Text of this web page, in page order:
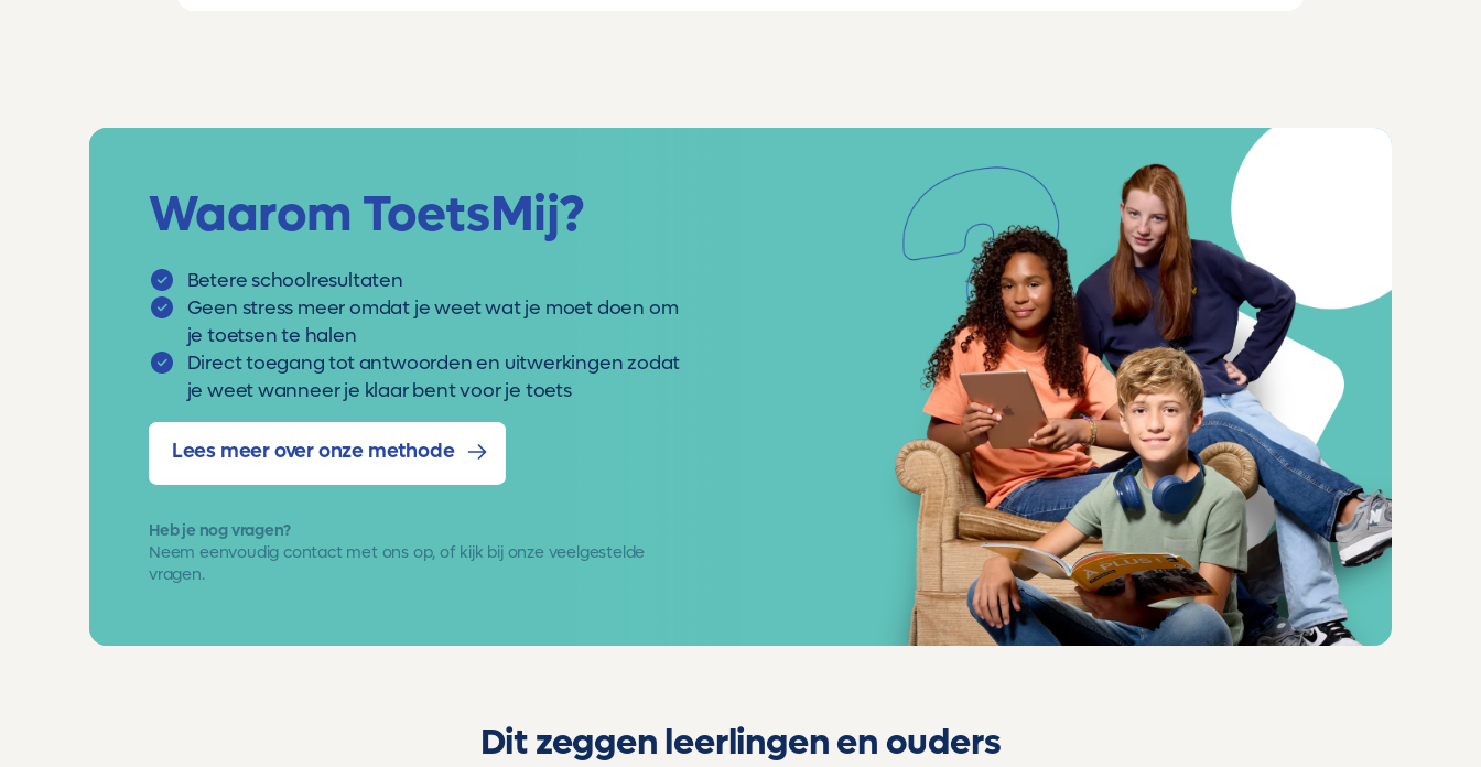
Waarom ToetsMij?
Betere schoolresultaten
Geen stress meer omdat je weet wat je moet doen om
je toetsen te halen
Direct toegang tot antwoorden en uitwerkingen zodat
je weet wanneer je klaar bent voor je toets
Lees meer over onze methode
Heb je nog vragen?
Neem eenvoudigcontact met ons op, of kijk bij onze veelgestelde
vragen.
Dit zeggen leerlingen en ouders